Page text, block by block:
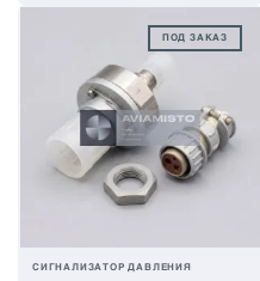
ПОД ЗАКАЗ
СИГНАЛИЗАТОР ДАВЛЕНИЯ